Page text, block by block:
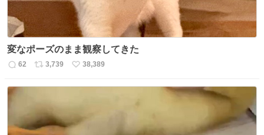
変なポーズのまま観察してきた
返
数
62
リ
数
3,739
い
38,389